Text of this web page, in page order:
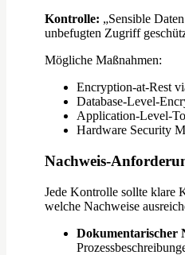
Kontrolle: „Sensible
unbefugten Zugriff
Mögliche Maßnahmen:
Encryption-at-Rest
Database-Level-
Application-Level-
Hardware Security
Nachweis-
Jede Kontrolle sollte klare
welche Nachweise
Dokumentarischer